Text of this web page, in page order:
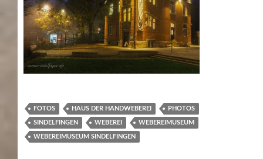
FOTOS HAUS DER HANDWEBEREI PHOTOS
SINDELFINGEN WEBEREI WEBEREIMUSEUM
WEBEREIMUSEUM SINDELFINGEN